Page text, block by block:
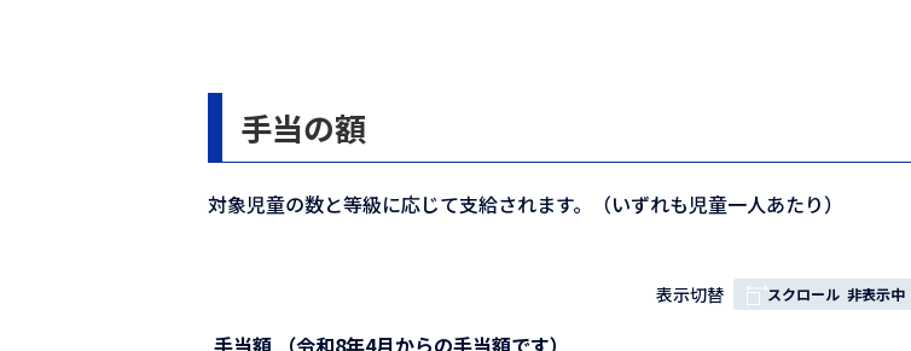
手当の額
対象児童の数と等級に応じて支給されます。（いずれも児童一人あたり）
表
表示切替 スクロール 非表示中
手当額 （令和8年4月からの手当額です）